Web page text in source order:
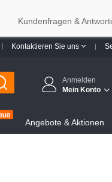
Kontaktieren Sie uns
Anmelden
Mein Konto
Angebote & Aktionen
Kundenfragen &